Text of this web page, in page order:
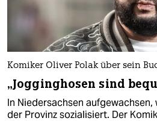
Komiker Oliver Polak über sein
„Jogginghosen sind
In Niedersachsen aufgewachsen,
der Provinz sozialisiert. Der